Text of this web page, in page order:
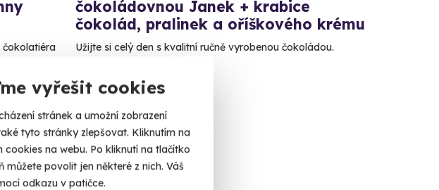
vyřešit cookies
stránek a umožní zobrazení
tyto stránky zlepšovat. Kliknutím na
na webu. Po kliknutí na tlačítko
povolit jen některé z nich. Váš
odkazu v patičce.
čokolatiéra
čokoládovnou Janek + krabice
čokolád, pralinek a oříškového krému
Užijte si celý den s kvalitní ručně vyrobenou čokoládou.
1 459 Kč